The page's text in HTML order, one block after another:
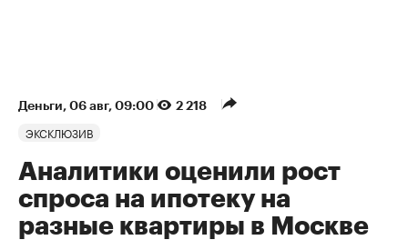
Деньги 06 авг, 09:00 2 218
ЭКСКЛЮЗИВ
Аналитики оценили рост
спроса на ипотеку на
разные квартиры в Москве